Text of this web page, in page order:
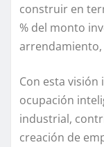
construir en
% del monto
Con esta
ocupación
industrial,
creación de